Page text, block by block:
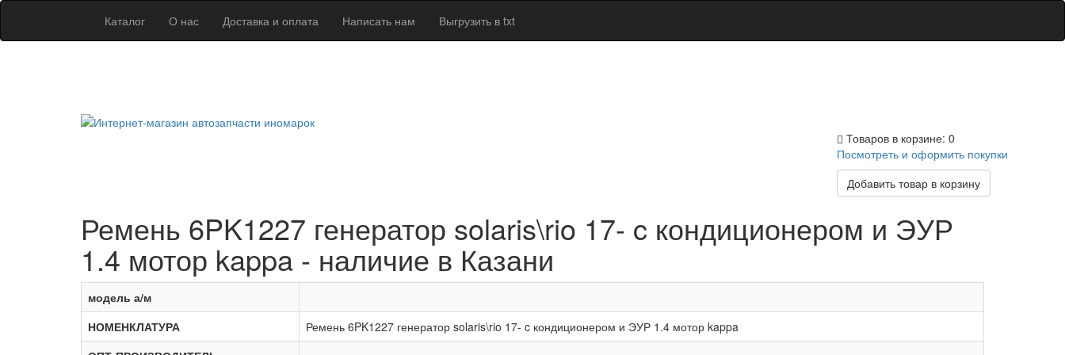
Каталог О нас Доставка и оплата Написать нам Выгрузить в txt
Товаров в корзине: 0
Посмотреть и оформить покупки
Добавить товар в корзину
Ремень 6PK1227 генератор solaris\rio 17- c кондиционером и ЭУР
1.4 мотор kappa - наличие в Казани
модель а/м
НОМЕНКЛАТУРА
Ремень 6PK1227 генератор solaris\rio 17- c кондиционером и ЭУР 1.4 мотор kappa